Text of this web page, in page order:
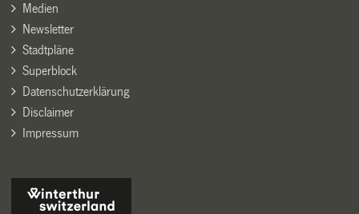
Medien
Newsletter
Stadtpläne
Superblock
Datenschutzerklärung
Disclaimer
Impressum